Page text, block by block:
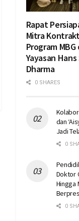
Rapat
Mitra
Program
Yayasan
Dharma
0 SHARES
dan
Jadi
0
Doktor
Hingga
0